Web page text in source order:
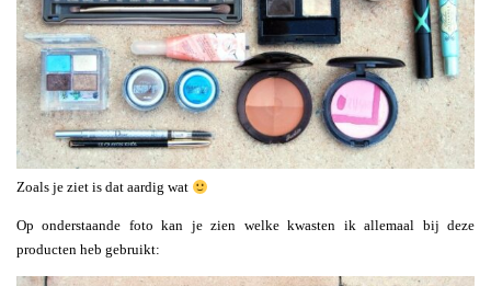
Zoals je ziet is dat aardig wat
Op onderstaande foto kan je zien welke kwasten ik allemaal bij deze
producten heb gebruikt: